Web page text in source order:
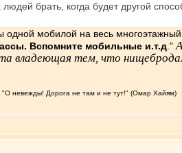
брать, когда будет другой
мобилой на весь
Вспомните мобильные и.т.д ."
владеющая тем, что
"О невежды! Дорога не там и не тут!" (Омар Хайям)